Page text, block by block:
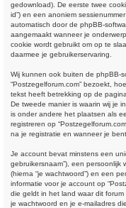
gedownload). De eerste twee
id”) en een anoniem
automatisch door de phpBB-
aangemaakt wanneer je
cookie wordt gebruikt om op te
daarmee je gebruikerservaring.
Wij kunnen ook buiten de phpBB-
“Postzegelforum.com” bezoekt,
tekst heeft betrekking op de
De tweede manier is waarin wij je
is onder andere het plaatsen als
registreren op
na je registratie en wanneer je
Je account bevat minstens een
gebruikersnaam”), een
(hierna “je wachtwoord”) en een
informatie voor je account op
die geldt in het land waar dit
je wachtwoord en je e-mailadres